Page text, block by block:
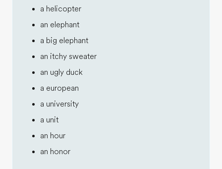
a helicopter
an elephant
a big elephant
an itchy sweater
an ugly duck
a european
a university
a unit
an hour
an honor